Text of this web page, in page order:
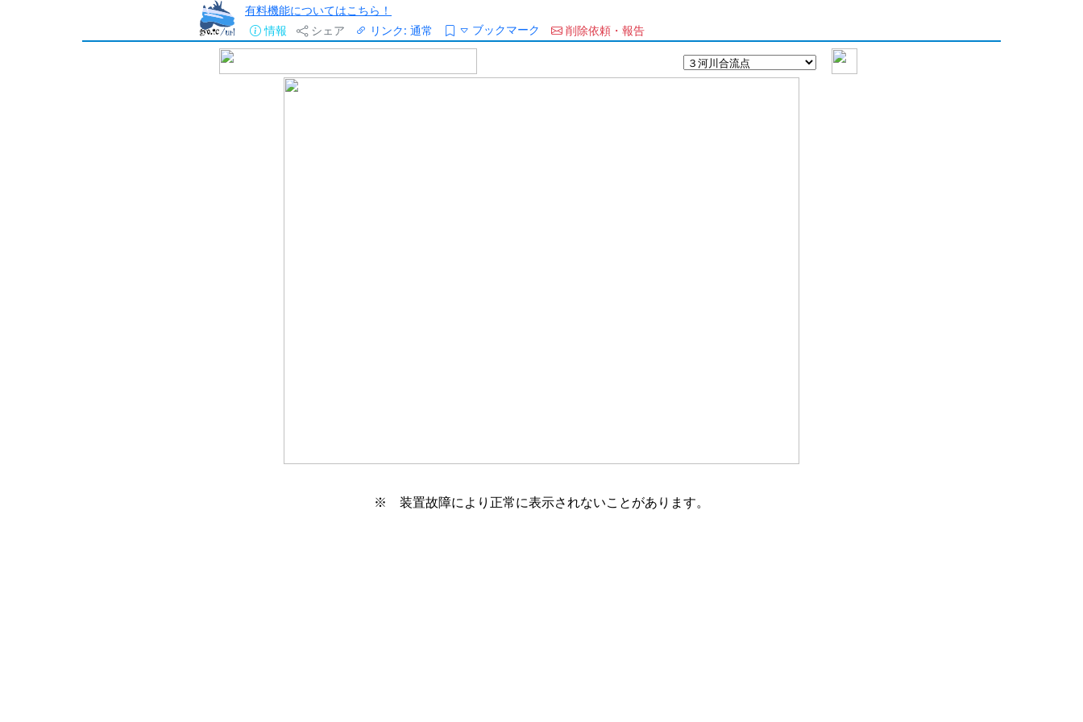
有料機能についてはこちら！
情報
シェア リンク: 通常 ブックマーク 削除依頼・報告